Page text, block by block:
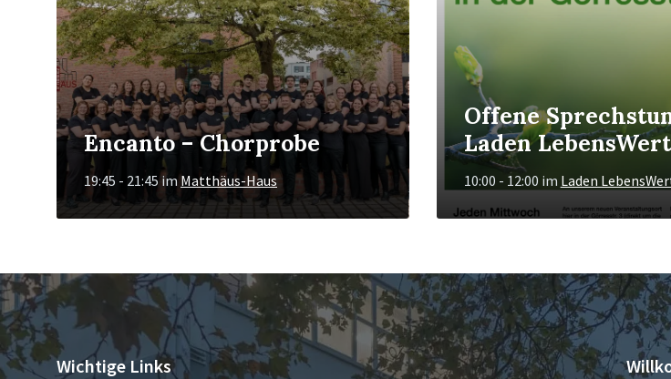
Encanto – Chorprobe
19:45 - 21:45im Matthäus-Haus
Offene
Laden LebensWert
10:00 - 12:00 im Laden
Wichtige Links